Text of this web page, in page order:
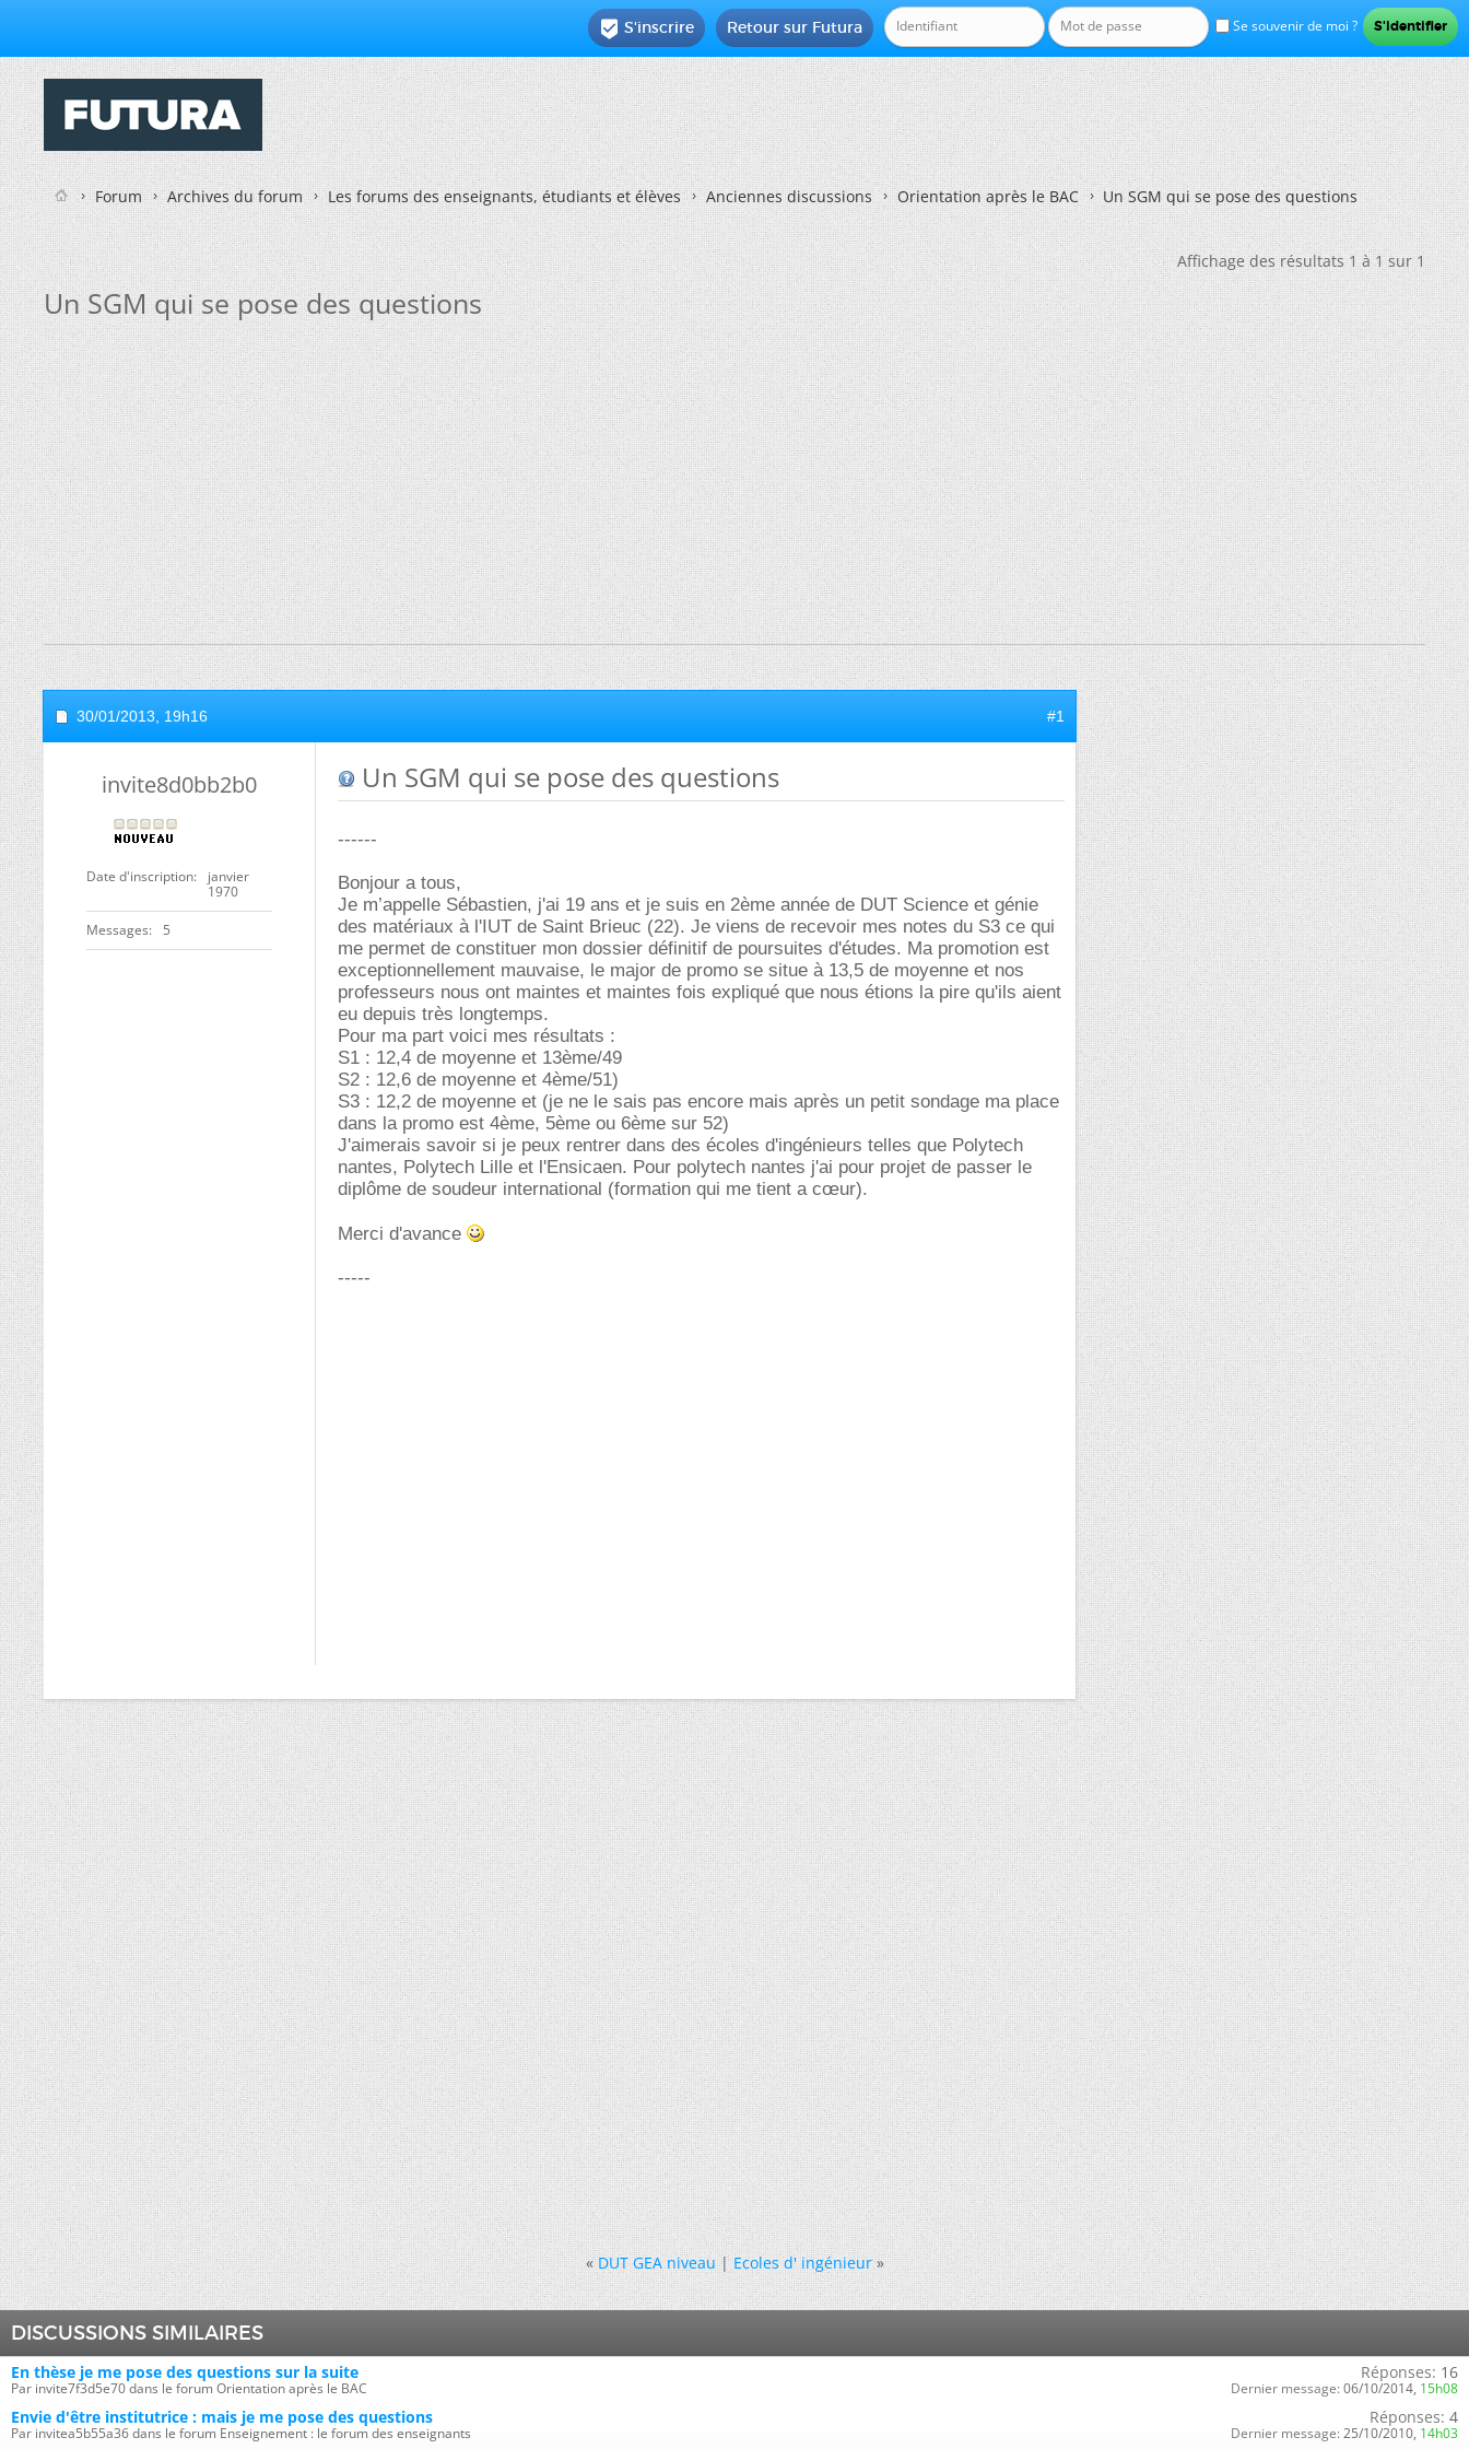
Se souvenir de moi ?
Retour sur Futura
 S'inscrire
Forum Archives du forum Les forums des enseignants, étudiants et élèves Anciennes discussions Orientation après le BAC Un SGM qui se pose des questions
Affichage des résultats 1 à 1 sur 1
Un SGM qui se pose des questions
30/01/2013, 19h16 #1
invite8d0bb2b0
Date d'inscription
janvier
1970
Messages 5
Un SGM qui se pose des questions
------
Bonjour a tous,
Je m’appelle Sébastien, j'ai 19 ans et je suis en 2ème année de DUT Science et génie
des matériaux à l'IUT de Saint Brieuc (22). Je viens de recevoir mes notes du S3 ce qui
me permet de constituer mon dossier définitif de poursuites d'études. Ma promotion est
exceptionnellement mauvaise, le major de promo se situe à 13,5 de moyenne et nos
professeurs nous ont maintes et maintes fois expliqué que nous étions la pire qu'ils aient
eu depuis très longtemps.
Pour ma part voici mes résultats :
S1 : 12,4 de moyenne et 13ème/49
S2 : 12,6 de moyenne et 4ème/51)
S3 : 12,2 de moyenne et (je ne le sais pas encore mais après un petit sondage ma place
dans la promo est 4ème, 5ème ou 6ème sur 52)
J'aimerais savoir si je peux rentrer dans des écoles d'ingénieurs telles que Polytech
nantes, Polytech Lille et l'Ensicaen. Pour polytech nantes j'ai pour projet de passer le
diplôme de soudeur international (formation qui me tient a cœur).
Merci d'avance
-----
« DUT GEA niveau|Ecoles d' ingénieur »
DISCUSSIONS SIMILAIRES
En thèse je me pose des questions sur la suite
Par invite7f3d5e70 dans le forum Orientation après le BAC
Réponses: 16
Dernier message: 06/10/2014, 15h08
Envie d'être institutrice : mais je me pose des questions
Par invitea5b55a36 dans le forum Enseignement : le forum des enseignants
Réponses: 4
Dernier message: 25/10/2010, 14h03